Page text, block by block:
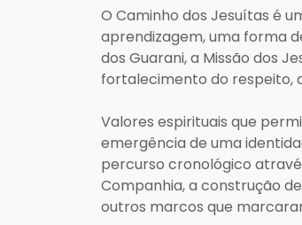
O Caminho dos Jesuítas é
aprendizagem, uma forma
dos Guarani, a Missão dos
fortalecimento do respeito,
Valores espirituais que
emergência de uma
percurso cronológico
Companhia, a construção
outros marcos que